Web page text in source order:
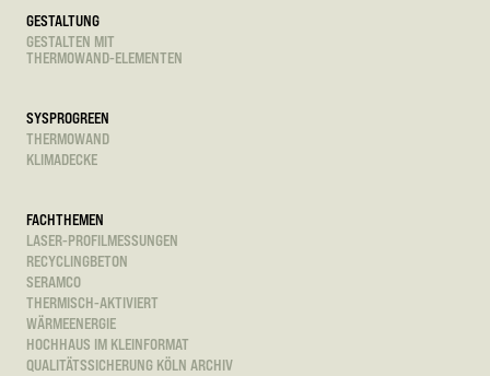
GESTALTUNG
GESTALTEN MIT
THERMOWAND-ELEMENTEN
SYSPROGREEN
THERMOWAND
KLIMADECKE
FACHTHEMEN
LASER-PROFILMESSUNGEN
RECYCLINGBETON
SERAMCO
THERMISCH-AKTIVIERT
WÄRMEENERGIE
HOCHHAUS IM KLEINFORMAT
QUALITÄTSSICHERUNG KÖLN ARCHIV